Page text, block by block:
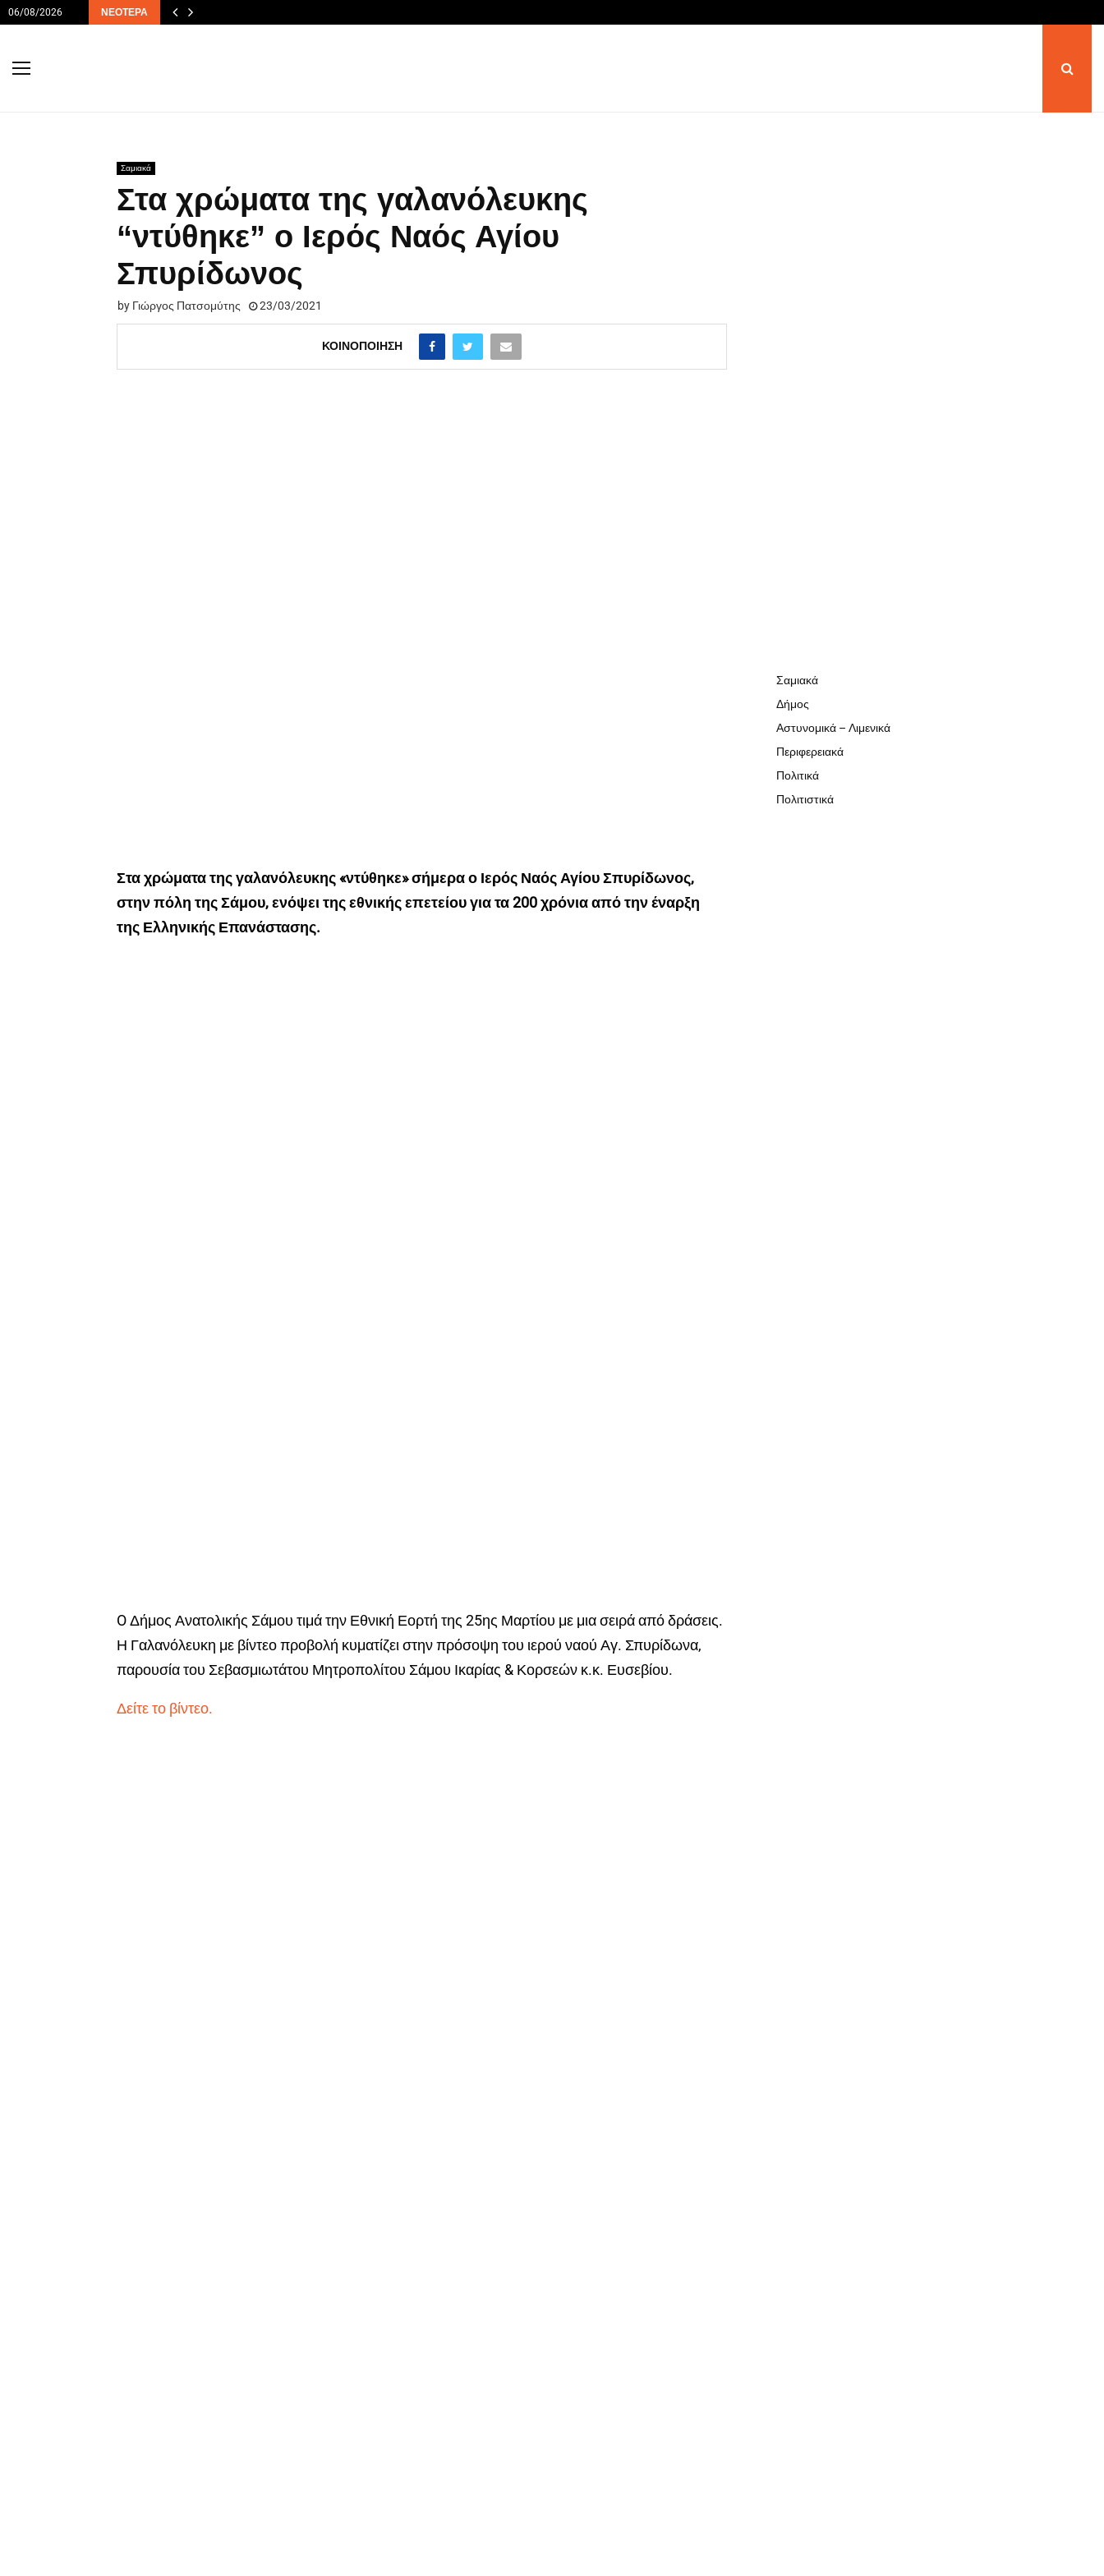
06/08/2026 ΝΕΌΤΕΡΑ
Σαμιακά
Στα χρώματα της γαλανόλευκης
“ντύθηκε” ο Ιερός Ναός Αγίου
Σπυρίδωνος
by Γιώργος Πατσομύτης 23/03/2021
ΚΟΙΝΟΠΟΊΗΣΗ
Στα χρώματα της γαλανόλευκης «ντύθηκε» σήμερα ο Ιερός Ναός Αγίου Σπυρίδωνος,
στην πόλη της Σάμου, ενόψει της εθνικής επετείου για τα 200 χρόνια από την έναρξη
της Ελληνικής Επανάστασης.
O Δήμος Ανατολικής Σάμου τιμά την Εθνική Εορτή της 25ης Μαρτίου με μια σειρά από δράσεις.
Η Γαλανόλευκη με βίντεο προβολή κυματίζει στην πρόσοψη του ιερού ναού Αγ. Σπυρίδωνα,
παρουσία του Σεβασμιωτάτου Μητροπολίτου Σάμου Ικαρίας & Κορσεών κ.κ. Ευσεβίου.
Δείτε το βίντεο.
Σαμιακά
Δήμος
Αστυνομικά – Λιμενικά
Περιφερειακά
Πολιτικά
Πολιτιστικά